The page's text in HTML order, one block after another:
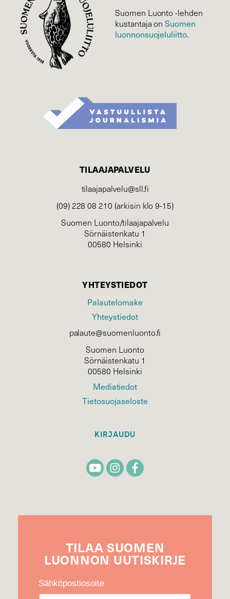
Suomen Luonto -lehden
kustantaja onSuomen
luonnonsuojelu­liitto.
TILAAJAPALVELU
tilaajapalvelu@sll.fi
(09) 228 08 210 (arkisin klo 9-15)
Suomen Luonto/tilaajapalvelu
Sörnäistenkatu 1
00580 Helsinki
YHTEYSTIEDOT
Palautelomake
Yhteystiedot
palaute@suomenluonto.fi
Suomen Luonto
Sörnäistenkatu 1
00580 Helsinki
Mediatiedot
Tietosuojaseloste
KIRJAUDU
TILAA SUOMEN
LUONNON UUTIS­KIRJE
Sähköpostiosoite